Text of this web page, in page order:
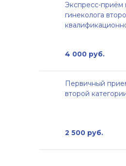
4 000 руб.
Экспресс-приём
гинеколога
2 500 руб.
Первичный
второй